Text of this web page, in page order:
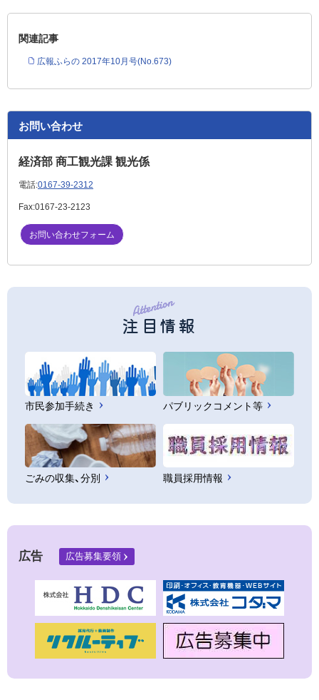
関連記事
広報ふらの 2017年10月号(No.673)
お問い合わせ
経済部 商工観光課 観光係
電話:0167-39-2312
Fax:0167-23-2123
お問い合わせフォーム
注目情報
市民参加手続き パブリックコメント等
ごみの収集、分別 職員採用情報
広告 広告募集要領